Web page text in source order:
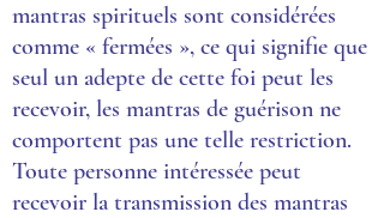
mantras spirituels sont considérées
comme « fermées », ce qui signifie que
seul un adepte de cette foi peut les
recevoir, les mantras de guérison ne
comportent pas une telle restriction.
Toute personne intéressée peut
recevoir la transmission des mantras